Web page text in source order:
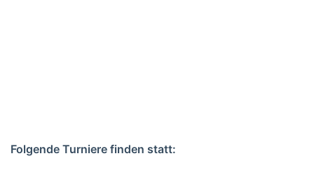
Folgende Turniere finden statt: